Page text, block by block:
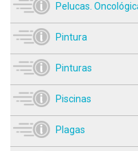
Pelucas.
Pintura
Pinturas
Piscinas
Plagas